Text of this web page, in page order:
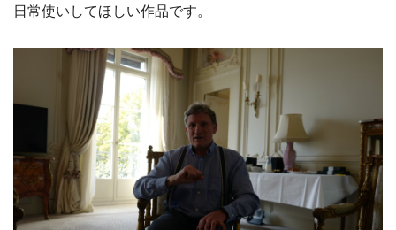
日常使いしてほしい作品です。